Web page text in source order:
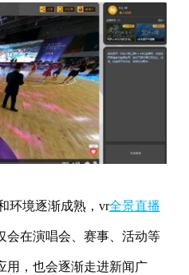
环境逐渐成熟，vr全景直播
会在演唱会、赛事、活动等
用，也会逐渐走进新闻广